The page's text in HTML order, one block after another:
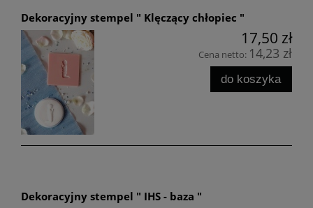
Dekoracyjny stempel " Klęczący chłopiec "
17,50 zł
Cena netto: 14,23 zł
do koszyka
Dekoracyjny stempel " IHS - baza "